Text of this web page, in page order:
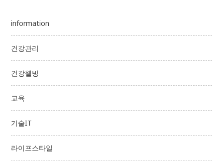
information
건강관리
건강웰빙
교육
기술IT
라이프스타일